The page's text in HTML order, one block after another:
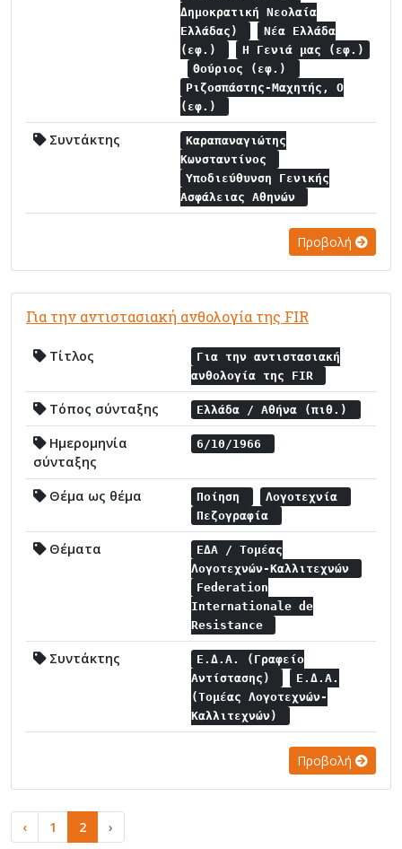
Δημοκρατική Νεολαία
Ελλάδας)
Νέα Ελλάδα
(εφ.)
Η Γενιά μας (εφ.)
Θούριος (εφ.)
Ριζοσπάστης-Μαχητής, Ο
(εφ.)
Συντάκτης
Καραπαναγιώτης
Κωνσταντίνος
Υποδιεύθυνση Γενικής
Ασφάλειας Αθηνών
Προβολή
Για την αντιστασιακή ανθολογία της FIR
Τίτλος
Για την αντιστασιακή
ανθολογία της FIR
Τόπος σύνταξης Ελλάδα / Αθήνα (πιθ.)
Ημερομηνία
σύνταξης
6/10/1966
Θέμα ως θέμα Ποίηση
Λογοτεχνία
Πεζογραφία
Θέματα
ΕΔΑ / Τομέας
Λογοτεχνών-Καλλιτεχνών
Federation
Internationale de
Resistance
Συντάκτης
Ε.Δ.Α. (Γραφείο
Αντίστασης)
Ε.Δ.Α.
(Τομέας Λογοτεχνών-
Καλλιτεχνών)
Προβολή
‹ 1 2 ›